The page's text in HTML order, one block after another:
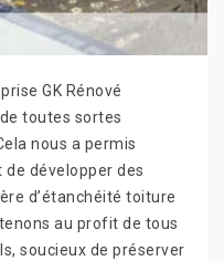
GK Rénové
de toutes sortes
nous a permis
développer des
d’étanchéité toiture
au profit de tous
soucieux de préserver